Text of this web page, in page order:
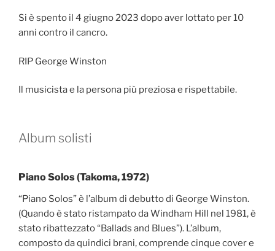
Si è spento il 4 giugno 2023 dopo aver lottato per 10
anni contro il cancro.
RIP George Winston
Il musicista e la persona più preziosa e rispettabile.
Album solisti
Piano Solos (Takoma, 1972)
“Piano Solos” è l’album di debutto di George Winston.
(Quando è stato ristampato da Windham Hill nel 1981, è
stato ribattezzato “Ballads and Blues”). L’album,
composto da quindici brani, comprende cinque cover e